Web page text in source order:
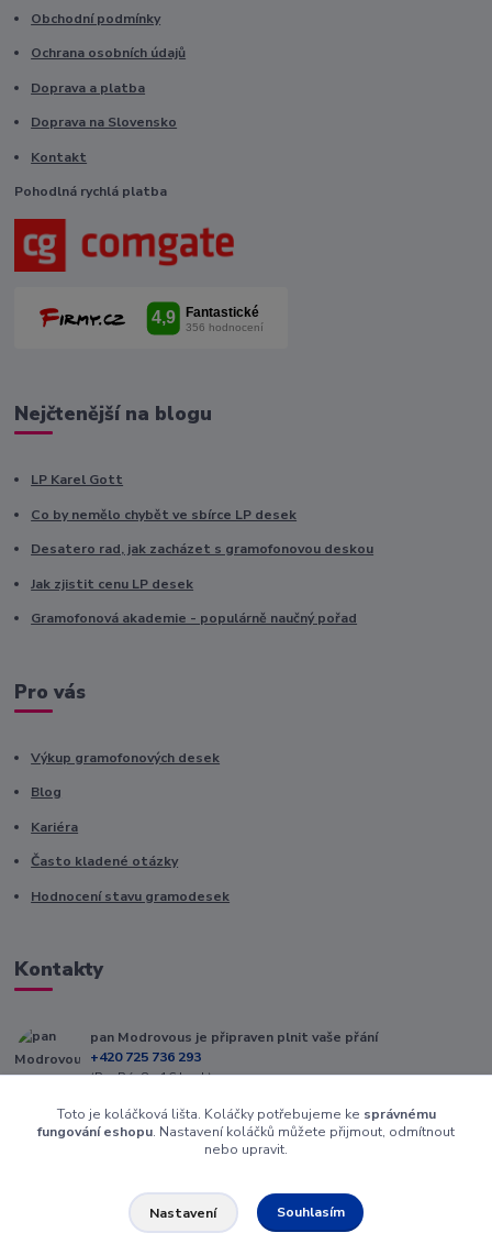
Obchodní podmínky
Ochrana osobních údajů
Doprava a platba
Doprava na Slovensko
Kontakt
Pohodlná rychlá platba
Nejčtenější na blogu
LP Karel Gott
Co by nemělo chybět ve sbírce LP desek
Desatero rad, jak zacházet s gramofonovou deskou
Jak zjistit cenu LP desek
Gramofonová akademie - populárně naučný pořad
Pro vás
Výkup gramofonových desek
Blog
Kariéra
Často kladené otázky
Hodnocení stavu gramodesek
Kontakty
pan Modrovous je připraven plnit vaše přání
+420 725 736 293
(Po-Pá, 8 - 16 hod.)
info@modrovous.cz
Toto je koláčková lišta. Koláčky potřebujeme ke správnému
fungování eshopu. Nastavení koláčků můžete přijmout, odmítnout
nebo upravit.
Nastavení Souhlasím